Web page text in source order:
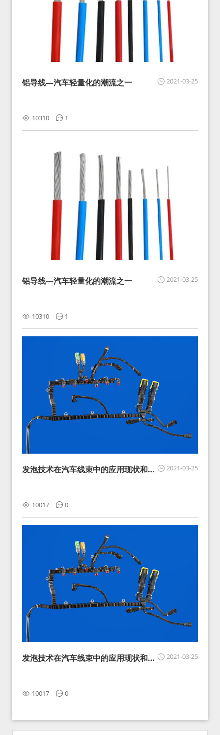
2021-03-25
铝导线—汽车轻量化的潮流之一
10310 1
2021-03-25
铝导线—汽车轻量化的潮流之一
10310 1
2021-03-25
发泡技术在汽车线束中的应用现状和展
10017 0
2021-03-25
发泡技术在汽车线束中的应用现状和展
10017 0